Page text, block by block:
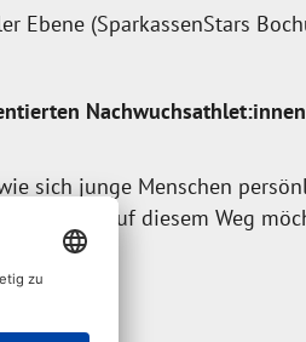
Ebene (SparkassenStars
sich junge Menschen
können. Auf diesem Weg